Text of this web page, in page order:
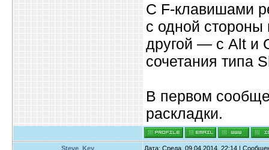
С F-клавишами
с одной
другой — с Alt и
сочетания типа
В первом
раскладки.
Steve_Key Дата: Среда, 09.04.2014, 22:14 |